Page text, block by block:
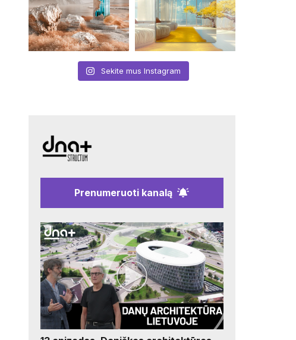
Sekite mus Instagram
Prenumeruoti kanalą